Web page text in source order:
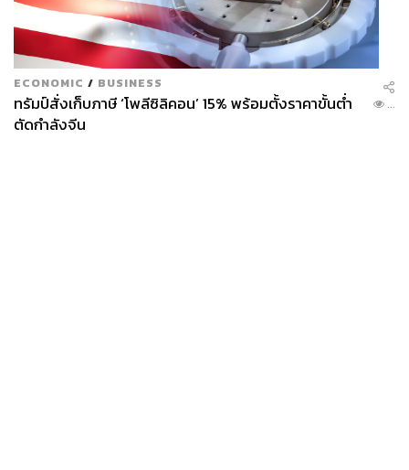
ECONOMIC / BUSINESS
ทรัมป์สั่งเก็บภาษี ‘โพลีซิลิคอน’ 15% พร้อมตั้งราคาขั้นต่ำ
ตัดกำลังจีน
...